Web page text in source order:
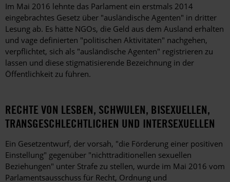
Im Mai 2016 lehnte das Parlament ein erstmals 2014
eingebrachtes Gesetz über "ausländische Agenten" in dritter
Lesung ab. Es hätte NGOs, die Geld aus dem Ausland erhalten
und vage definierten "politischen Aktivitäten" nachgehen,
verpflichtet, sich als "ausländische Agenten" registrieren zu
lassen und diese stigmatisierende Bezeichnung in der
Öffentlichkeit zu führen.
RECHTE VON LESBEN, SCHWULEN, BISEXUELLEN,
TRANSGESCHLECHTLICHEN UND INTERSEXUELLEN
Ein Gesetzentwurf, der vorsah, "die Förderung einer positiven
Einstellung" gegenüber "nichttraditionellen sexuellen
Beziehungen" unter Strafe zu stellen, wurde im Mai 2016 vom
Parlamentsausschuss für Recht, Ordnung und